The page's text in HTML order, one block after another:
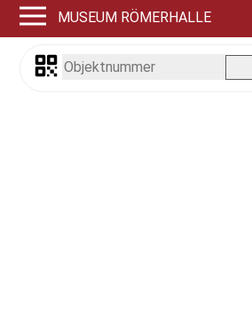
MUSEUM RÖMERHALLE